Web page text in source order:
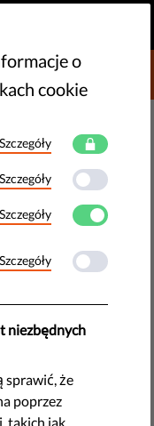
w
się w grupy?
o
cookie
Szczegóły
Szczegóły
Szczegóły
Szczegóły
niezbędnych
sprawić, że
poprzez
takich jak